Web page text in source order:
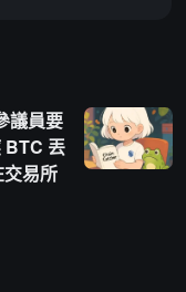
議員要
BTC 丟
易所